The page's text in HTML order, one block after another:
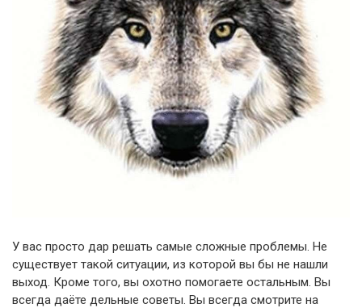
У вас просто дар решать самые сложные проблемы. Не
существует такой ситуации, из которой вы бы не нашли
выход. Кроме того, вы охотно помогаете остальным. Вы
всегда даёте дельные советы. Вы всегда смотрите на